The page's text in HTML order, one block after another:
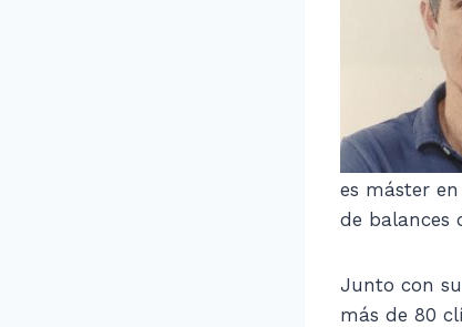
es máster
de balances
Junto con
más de 80